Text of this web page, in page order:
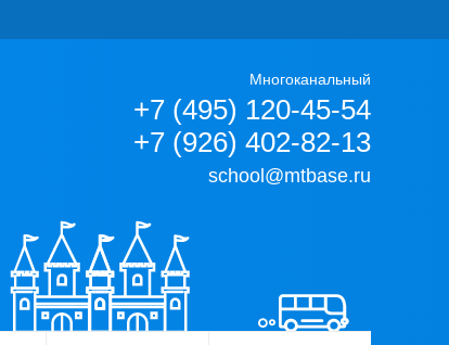
Многоканальный
+7 (495) 120-45-54
+7 (926) 402-82-13
school@mtbase.ru